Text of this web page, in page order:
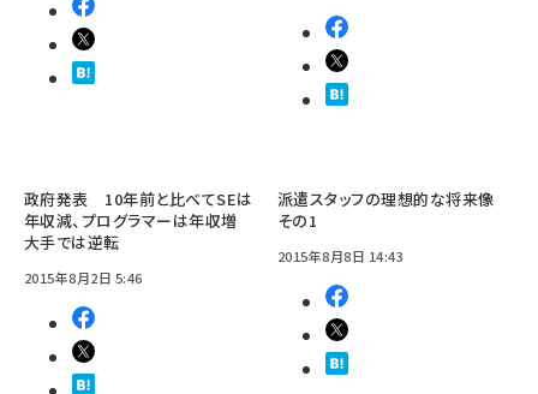
政府発表 10年前と比べてSEは
年収減、プログラマーは年収増
大手では逆転
2015年8月2日 5:46
派遣スタッフの理想的な将来像
その1
2015年8月8日 14:43